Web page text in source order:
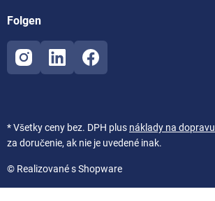
Folgen
* Všetky ceny bez. DPH plus náklady na dopravu
za doručenie, ak nie je uvedené inak.
© Realizované s Shopware